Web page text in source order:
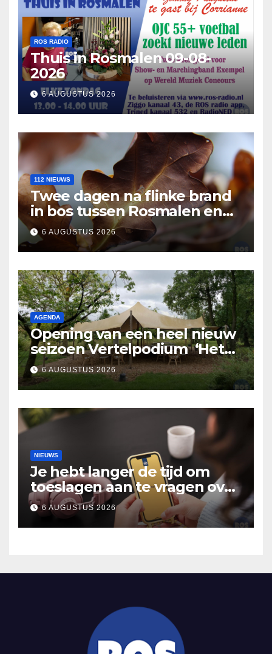
ROS RADIO
Thuis in Rosmalen 09-08-
2026
6 AUGUSTUS 2026
112 NIEUWS
Twee dagen na flinke brand
in bos tussen Rosmalen en
Nuland
6 AUGUSTUS 2026
AGENDA
Opening van een heel nieuw
seizoen Vertelpodium ‘Het
Lopende Vuur’. Landelijke
verhalen in Bomentuin D’n
Hooidonk
6 AUGUSTUS 2026
NIEUWS
Je hebt langer de tijd om
toeslagen aan te vragen over
2025
6 AUGUSTUS 2026